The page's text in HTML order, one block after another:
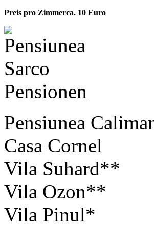
Preis pro Zimmerca. 10 Euro
Pensionen
Pensiunea
Casa Cornel
Vila Suhard**
Vila Ozon**
Vila Pinul*